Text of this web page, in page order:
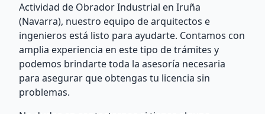
Actividad de Obrador Industrial en Iruña
(Navarra), nuestro equipo de arquitectos e
ingenieros está listo para ayudarte. Contamos con
amplia experiencia en este tipo de trámites y
podemos brindarte toda la asesoría necesaria
para asegurar que obtengas tu licencia sin
problemas.